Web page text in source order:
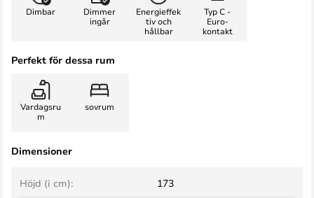
Dimbar
Dimmer
ingår
Energieffek
tiv och
hållbar
Typ C -
Euro-
kontakt
Perfekt för dessa rum
Vardagsru
m
sovrum
Dimensioner
Höjd (i cm): 173